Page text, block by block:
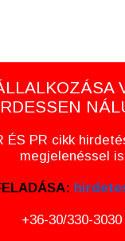
ÉS PR cikk
megjelenéssel is
+36-30/330-3030